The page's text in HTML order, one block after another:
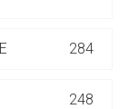
284
248
Seite ist deren